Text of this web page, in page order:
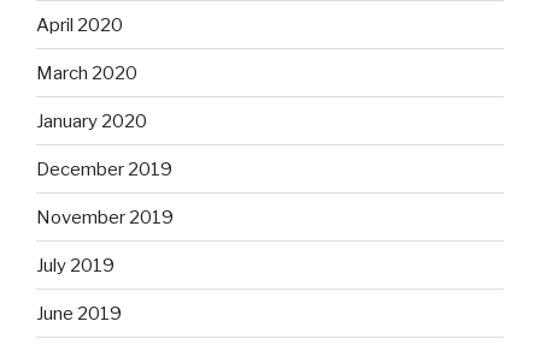
April 2020
March 2020
January 2020
December 2019
November 2019
July 2019
June 2019